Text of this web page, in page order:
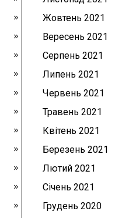
Жовтень 2021
Вересень 2021
Серпень 2021
Липень 2021
Червень 2021
Травень 2021
Квітень 2021
Березень 2021
Лютий 2021
Січень 2021
Грудень 2020